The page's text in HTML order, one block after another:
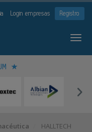
Login empresas Registro
HALLTECH